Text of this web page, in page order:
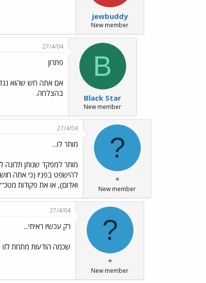
jewbuddy
New member
B
Black Star
New member
27/4/04
פתרון
אם אתה חש שהוא
בהצלחה.
?
*
New member
27/4/04
מותר לו...
מותר למפקד שנותן תלונה
להישפט בפניו (כי אתה
ואדום), או את פקודות
?
*
New member
27/4/04
רק עכשיו ראיתי...
שכמה הודעות מתחת לזו